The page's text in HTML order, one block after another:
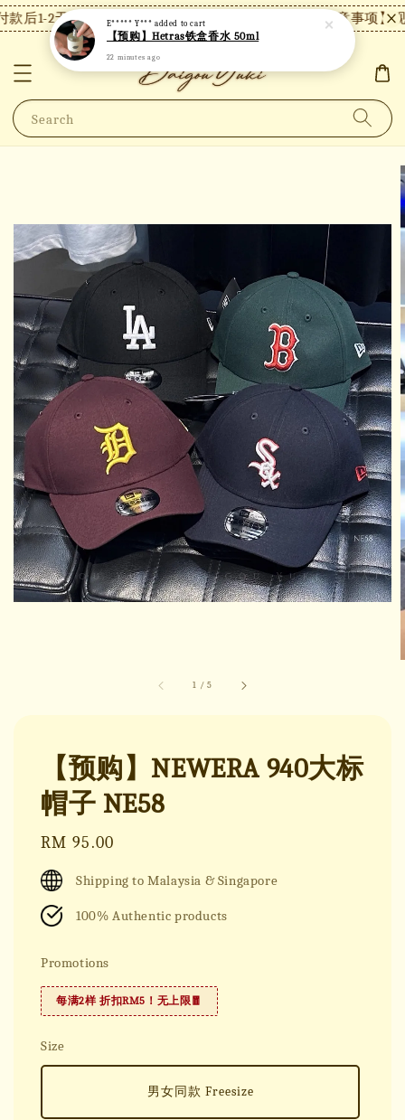
后1-2天内发货，24小时内未付款将自动取消。 【注意事项】
Search
1 /5
【预购】NEWERA 940大标
帽子 NE58
Regular
price
RM 95.00
Shipping to Malaysia & Singapore
100% Authentic products
Promotions
每满2样 折扣RM5！无上限🧧
Size
男女同款 Freesize
E***** Y*** added to cart
【预购】Hetras铁盒香水 50ml
22 minutes ago